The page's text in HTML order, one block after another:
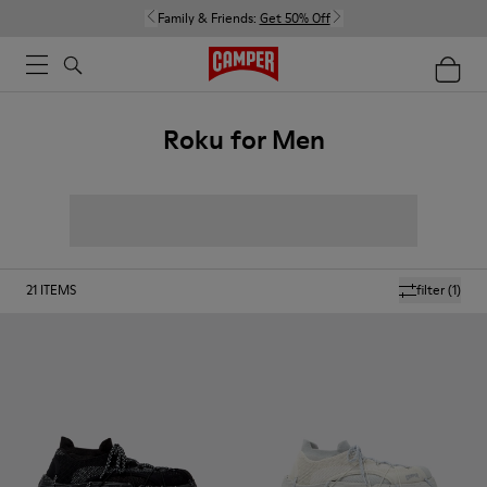
Family & Friends: Get 50% Off
Roku for Men
filter(1)
21 ITEMS